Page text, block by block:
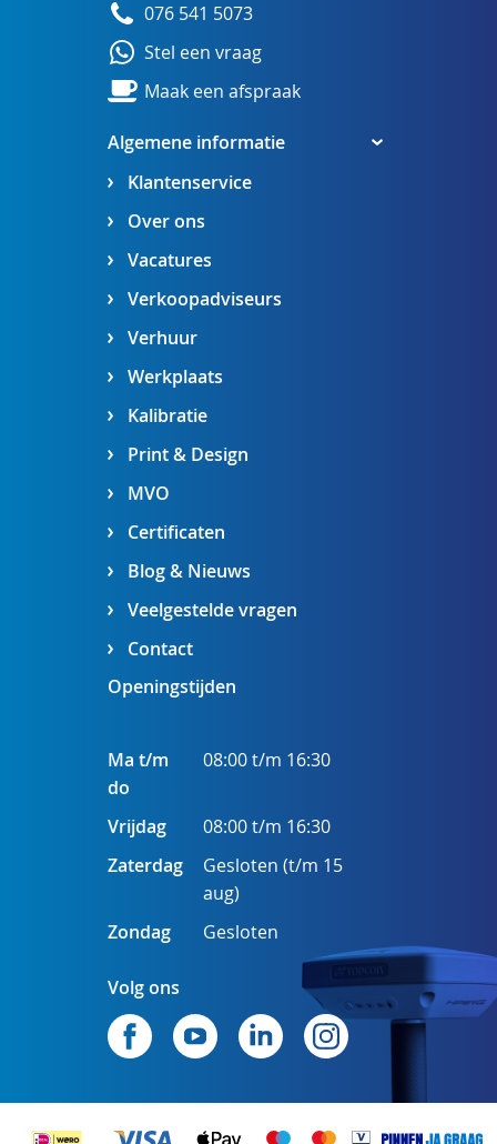
Algemene informatie
Klantenservice
Over ons
Vacatures
Verkoopadviseurs
Verhuur
Werkplaats
Kalibratie
Print & Design
MVO
Certificaten
Blog & Nieuws
Veelgestelde vragen
Contact
076 541 5073
Stel een vraag
Maak een afspraak
Openingstijden
Ma t/m
do
08:00 t/m 16:30
Vrijdag
08:00 t/m 16:30
Zaterdag
Gesloten (t/m 15
aug)
Zondag
Gesloten
Volg ons